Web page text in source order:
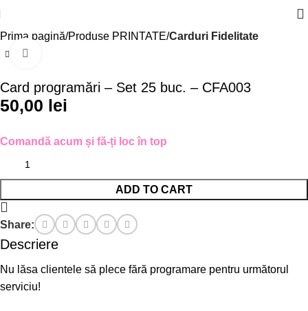
Prima pagină Produse PRINTATE Carduri Fidelitate
Card programări – Set 25 buc. – CFA003
50,00 lei
Comandă acum și fă-ți loc în top
ADD TO CART
Share:
Descriere
Nu lăsa clientele să plece fără programare pentru următorul
serviciu!